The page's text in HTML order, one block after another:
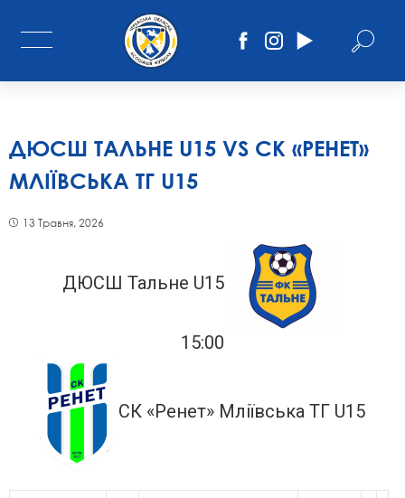
ДЮСШ ТАЛЬНЕ U15 VS СК «РЕНЕТ»
МЛІЇВСЬКА ТГ U15
13 Травня, 2026
ДЮСШ Тальне U15
15:00
СК «Ренет» Мліївська ТГ U15